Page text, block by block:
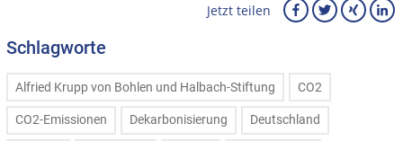
Jetzt teilen
Schlagworte
Alfried Krupp von Bohlen und Halbach-Stiftung CO2
CO2-Emissionen Dekarbonisierung Deutschland